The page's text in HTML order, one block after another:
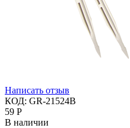
Написать отзыв
КОД: GR-21524B
‍59‍ Р
В наличии